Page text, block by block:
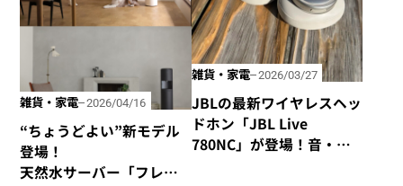
雑貨・家電 2026/04/16
“ちょうどよい”新モデル
登場！
天然水サーバー「フレ
雑貨・家電 2026/03/27
JBLの最新ワイヤレスヘッ
ドホン「JBL Live
780NC」が登場！音・装